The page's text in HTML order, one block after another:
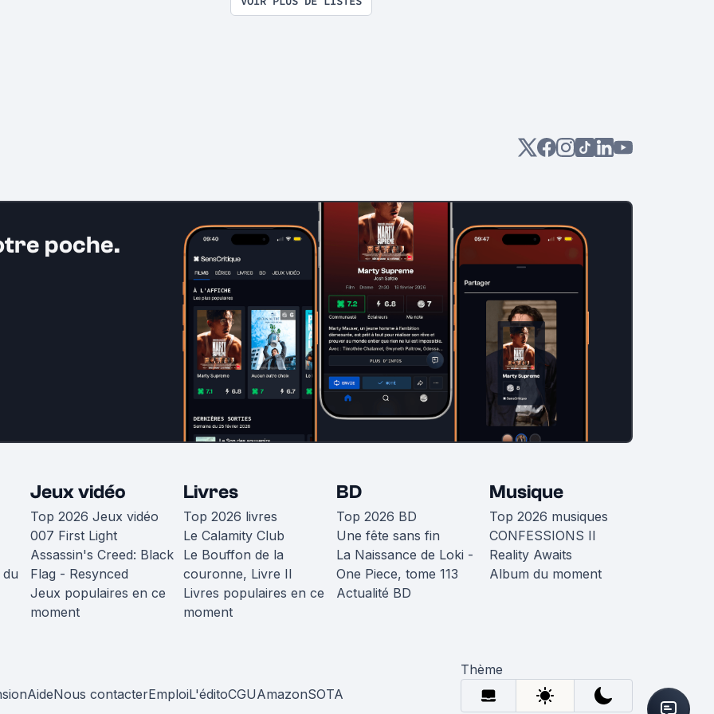
poche.
Jeux vidéo
Top 2026 Jeux vidéo
007 First Light
Assassin's Creed: Black
Flag - Resynced
Jeux populaires en ce
moment
Livres
Top 2026 livres
Le Calamity Club
Le Bouffon de la
couronne, Livre II
Livres populaires en ce
moment
BD
Top 2026 BD
Une fête sans fin
La Naissance de Loki -
One Piece, tome 113
Actualité BD
Musique
Top 2026 musiques
CONFESSIONS II
Reality Awaits
Album du moment
AideNous contacterEmploiL'éditoCGUAmazonSOTA
Thème